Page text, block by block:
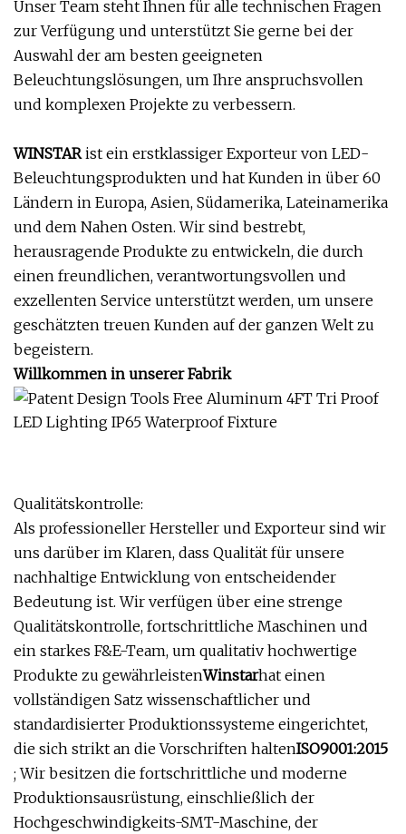
Unser Team steht Ihnen für alle technischen Fragen
zur Verfügung und unterstützt Sie gerne bei der
Auswahl der am besten geeigneten
Beleuchtungslösungen, um Ihre anspruchsvollen
und komplexen Projekte zu verbessern.
WINSTARist ein erstklassiger Exporteur von LED-
Beleuchtungsprodukten und hat Kunden in über 60
Ländern in Europa, Asien, Südamerika, Lateinamerika
und dem Nahen Osten. Wir sind bestrebt,
herausragende Produkte zu entwickeln, die durch
einen freundlichen, verantwortungsvollen und
exzellenten Service unterstützt werden, um unsere
geschätzten treuen Kunden auf der ganzen Welt zu
begeistern.
Willkommen in unserer Fabrik
Qualitätskontrolle:
Als professioneller Hersteller und Exporteur sind wir
uns darüber im Klaren, dass Qualität für unsere
nachhaltige Entwicklung von entscheidender
Bedeutung ist. Wir verfügen über eine strenge
Qualitätskontrolle, fortschrittliche Maschinen und
ein starkes F&E-Team, um qualitativ hochwertige
Produkte zu gewährleistenWinstarhat einen
vollständigen Satz wissenschaftlicher und
standardisierter Produktionssysteme eingerichtet,
die sich strikt an die Vorschriften haltenISO9001:2015
; Wir besitzen die fortschrittliche und moderne
Produktionsausrüstung, einschließlich der
Hochgeschwindigkeits-SMT-Maschine, der